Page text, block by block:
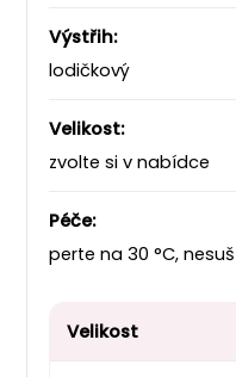
Výstřih:
lodičkový
Velikost:
zvolte si v nabídce
Péče:
perte na 30 °C,
Velikost